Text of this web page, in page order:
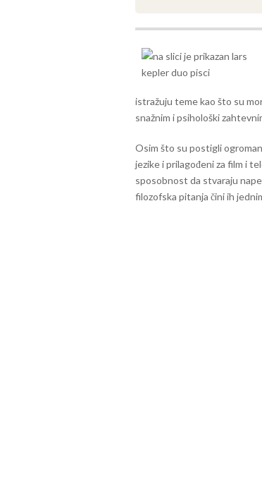
istražuju teme kao što su
snažnim i psihološki
Osim što su postigli
jezike i prilagođeni za film i
sposobnost da stvaraju
filozofska pitanja čini ih